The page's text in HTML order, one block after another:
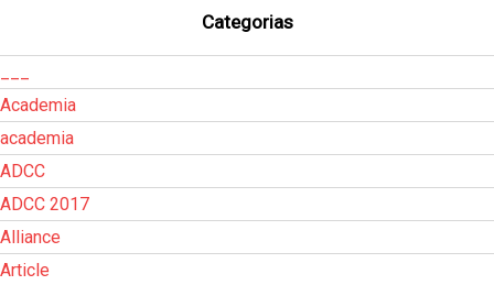
Categorias
Academia
academia
ADCC
ADCC 2017
Alliance
Article